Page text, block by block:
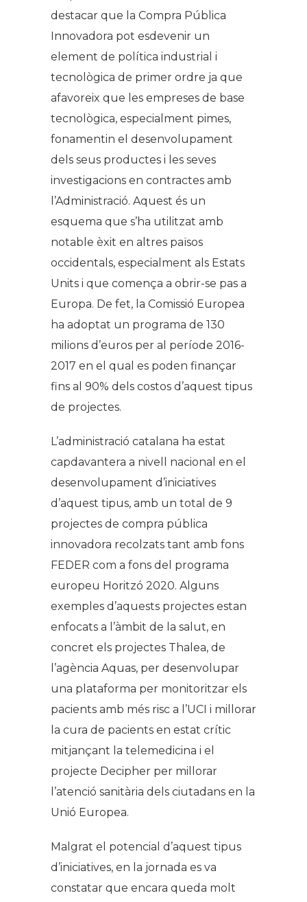
destacar que la Compra Pública
Innovadora pot esdevenir un
element de política industrial i
tecnològica de primer ordre ja que
afavoreix que les empreses de base
tecnològica, especialment pimes,
fonamentin el desenvolupament
dels seus productes i les seves
investigacions en contractes amb
l’Administració. Aquest és un
esquema que s’ha utilitzat amb
notable èxit en altres països
occidentals, especialment als Estats
Units i que comença a obrir-se pas a
Europa. De fet, la Comissió Europea
ha adoptat un programa de 130
milions d’euros per al període 2016-
2017 en el qual es poden finançar
fins al 90% dels costos d’aquest tipus
de projectes.
L’administració catalana ha estat
capdavantera a nivell nacional en el
desenvolupament d’iniciatives
d’aquest tipus, amb un total de 9
projectes de compra pública
innovadora recolzats tant amb fons
FEDER com a fons del programa
europeu Horitzó 2020. Alguns
exemples d’aquests projectes estan
enfocats a l’àmbit de la salut, en
concret els projectes Thalea, de
l’agència Aquas, per desenvolupar
una plataforma per monitoritzar els
pacients amb més risc a l’UCI i millorar
la cura de pacients en estat crític
mitjançant la telemedicina i el
projecte Decipher per millorar
l’atenció sanitària dels ciutadans en la
Unió Europea.
Malgrat el potencial d’aquest tipus
d’iniciatives, en la jornada es va
constatar que encara queda molt